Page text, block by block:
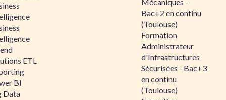
ETL
BI
Data
Bac+2 en continu
(Toulouse)
Formation
Administrateur
d'Infrastructures
Sécurisées - Bac+3
en continu
(Toulouse)